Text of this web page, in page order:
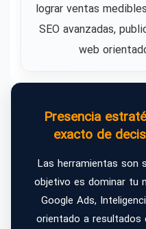
lograr ventas
SEO avanzadas,
web
Presencia
exacto de
Las herramientas son
objetivo es dominar tu
Google Ads,
orientado a resultados